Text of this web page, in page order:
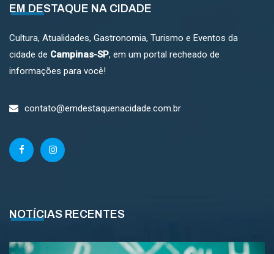
EM DESTAQUE NA CIDADE
Cultura, Atualidades, Gastronomia, Turismo e Eventos da
cidade de Campinas-SP, em um portal recheado de
informações para você!
contato@emdestaquenacidade.com.br
NOTÍCIAS RECENTES